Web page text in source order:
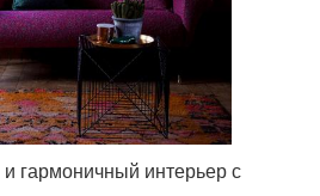
гармоничный интерьер с